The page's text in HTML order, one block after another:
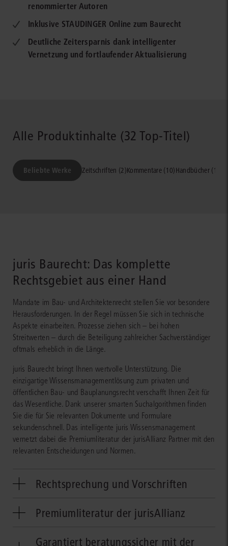
renommierter Autoren
Inklusive STAUDINGER Online zum Baurecht
Deutliche Zeitersparnis dank intelligenter
Vernetzung und fortlaufender Aktualisierung
Alle Produktinhalte (32 Top-Titel)
Beliebte Werke Zeitschriften (2)Kommentare (10)Handbücher (19)
juris Baurecht: Das komplette
Rechtsgebiet aus einer Hand
Mandate im Bau- und Architektenrecht stellen Sie vor besondere
Herausforderungen. In der Regel müssen Sie sich in technische
Aspekte einarbeiten. Prozesse ziehen sich – bei hohen
Streitwerten – durch die Beteiligung zahlreicher Sachverständiger
oftmals erheblich in die Länge.
juris Baurecht bringt Ihnen wertvolle Unterstützung. Die
einzigartige Wissensmanagementlösung zum privaten und
öffentlichen Bau- und Bauplanungsrecht verschafft Ihnen Zeit für
das Wesentliche. Dank unserer smarten Suchalgorithmen finden
Sie die für Sie relevanten Dokumente und Formulare
sekundenschnell. Das intelligente juris Wissensmanagement
vernetzt dabei die Premiumliteratur der jurisAllianz Partner mit den
relevanten Entscheidungen und Normen.
Rechtsprechung und Vorschriften
BVerwG, des BGH und aller weiteren Instanzen. Die Verlinkung der
verschiedenen planungsrechtlichen Vorschriften direkt sichtbar.
Premiumliteratur der jurisAllianz
Garantiert beratungssicher mit der